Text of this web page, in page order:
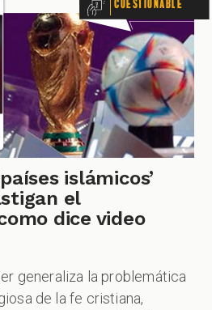
islámicos’
el
dice video
generaliza la problemática
de la fe cristiana,